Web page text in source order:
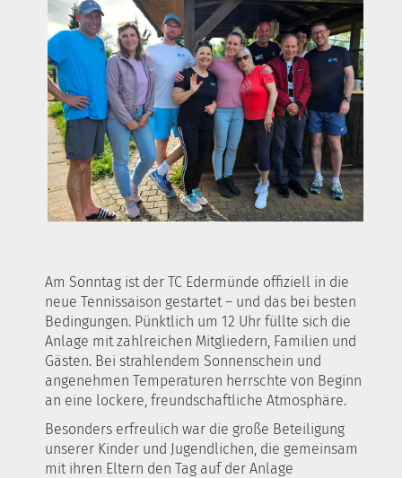
Am Sonntag ist der TC Edermünde offiziell in die
neue Tennissaison gestartet – und das bei besten
Bedingungen. Pünktlich um 12 Uhr füllte sich die
Anlage mit zahlreichen Mitgliedern, Familien und
Gästen. Bei strahlendem Sonnenschein und
angenehmen Temperaturen herrschte von Beginn
an eine lockere, freundschaftliche Atmosphäre.
Besonders erfreulich war die große Beteiligung
unserer Kinder und Jugendlichen, die gemeinsam
mit ihren Eltern den Tag auf der Anlage